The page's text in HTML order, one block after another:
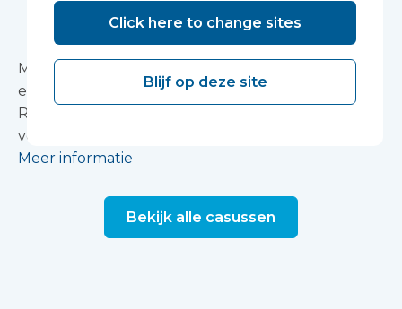
Foundation Trust
Met de Vanguard mobiele
endoscoopontsmettingseenheid kan het John
Radcliffe Hospital zijn diensten ononderbroken op
volle capaciteit blijven leveren.
Meer informatie
Bekijk alle casussen
Click here to change sites
Blijf op deze site